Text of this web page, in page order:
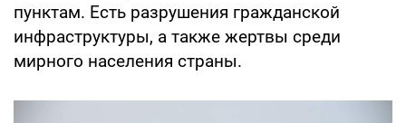
пунктам. Есть разрушения гражданской
инфраструктуры, а также жертвы среди
мирного населения страны.